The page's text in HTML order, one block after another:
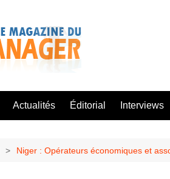
Actualités Éditorial Interviews
Niger : Opérateurs économiques et